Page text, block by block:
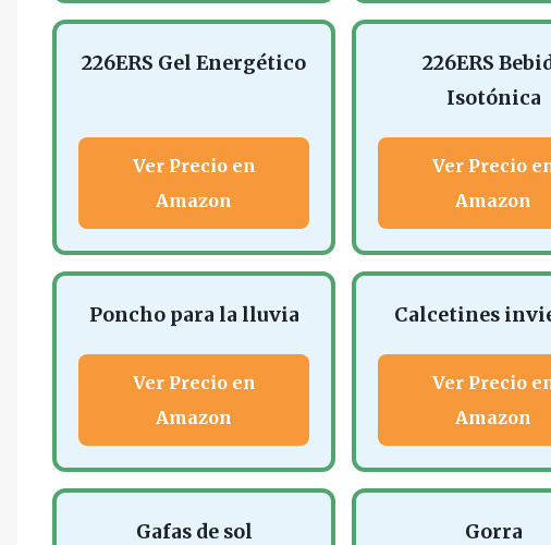
226ERS Gel Energético
Ver Precio en
Amazon
226ERS
Isotónica
Ver Precio
Amazon
Poncho para la lluvia
Ver Precio en
Amazon
Calcetines
Ver Precio
Amazon
Gafas de sol
Gorra